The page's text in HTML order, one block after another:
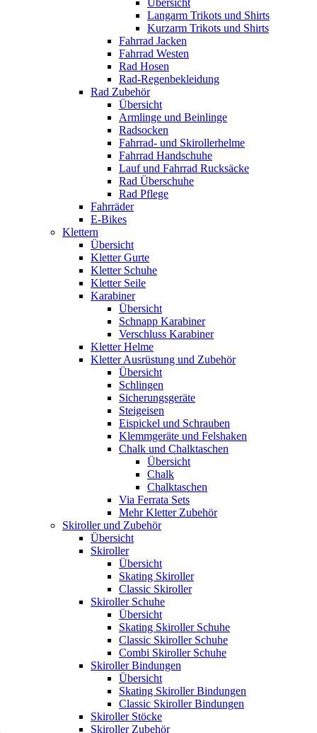
Übersicht
Langarm Trikots und Shirts
Kurzarm Trikots und Shirts
Fahrrad Jacken
Fahrrad Westen
Rad Hosen
Rad-Regenbekleidung
Rad Zubehör
Übersicht
Armlinge und Beinlinge
Radsocken
Fahrrad- und Skirollerhelme
Fahrrad Handschuhe
Lauf und Fahrrad Rucksäcke
Rad Überschuhe
Rad Pflege
Fahrräder
E-Bikes
Klettern
Übersicht
Kletter Gurte
Kletter Schuhe
Kletter Seile
Karabiner
Übersicht
Schnapp Karabiner
Verschluss Karabiner
Kletter Helme
Kletter Ausrüstung und Zubehör
Übersicht
Schlingen
Sicherungsgeräte
Steigeisen
Eispickel und Schrauben
Klemmgeräte und Felshaken
Chalk und Chalktaschen
Übersicht
Chalk
Chalktaschen
Via Ferrata Sets
Mehr Kletter Zubehör
Skiroller und Zubehör
Übersicht
Skiroller
Übersicht
Skating Skiroller
Classic Skiroller
Skiroller Schuhe
Übersicht
Skating Skiroller Schuhe
Classic Skiroller Schuhe
Combi Skiroller Schuhe
Skiroller Bindungen
Übersicht
Skating Skiroller Bindungen
Classic Skiroller Bindungen
Skiroller Stöcke
Skiroller Zubehör